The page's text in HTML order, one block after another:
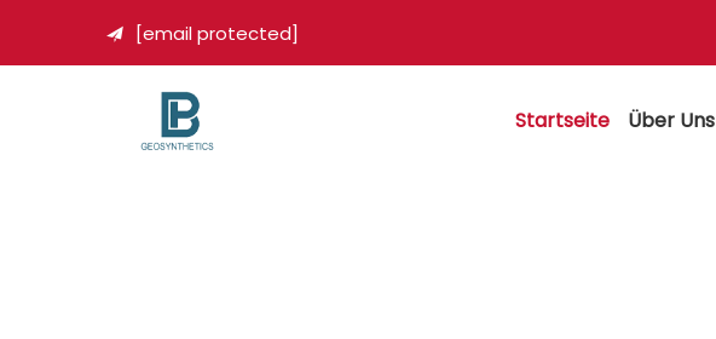
 [email protected]
Startseite Über Uns